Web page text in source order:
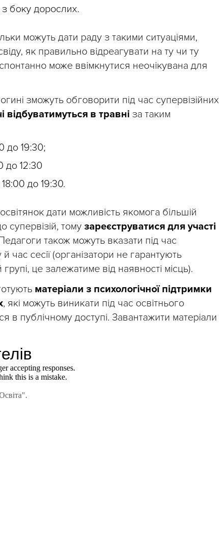
боку дорослих.
можуть дати раду з такими ситуаціями,
як правильно відреагувати на ту чи ту
може ввімкнутися неочікувана для
зможуть обговорити під час супервізійних
відбуватимуться в травні за таким
до 19:30;
до 12:30
до 19:30.
дати можливість якомога більшій
супервізій, тому зареєструватися для участі
також можуть вказати під час
час сесії (організатори не гарантують
це залежатиме від наявності місць).
матеріали з психологічної підтримки
, які можуть виникати під час освітнього
в публічному доступі. Завантажити матеріали